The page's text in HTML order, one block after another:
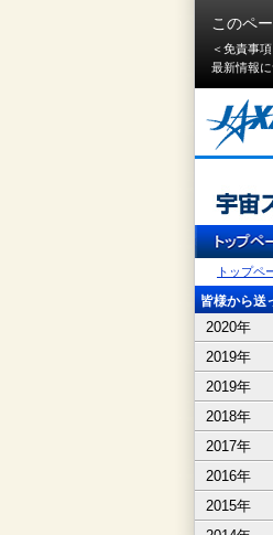
このペ
＜免責事
最新情報に
トップペ
皆様から送
2020年
2019年
2019年
2018年
2017年
2016年
2015年